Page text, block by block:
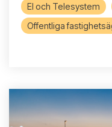
El och Telesystem
Offentliga